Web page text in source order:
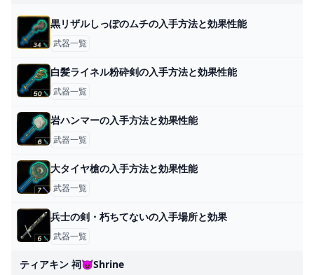
黒リザルしっぽのムチの入手方法と効果性能
武器一覧
白髪ライネル粉砕剣の入手方法と効果性能
武器一覧
岩ハンマーの入手方法と効果性能
武器一覧
大タイヤ槍の入手方法と効果性能
武器一覧
兵士の剣・朽ちてないの入手場所と効果
武器一覧
ティアキン 祠😈shrine